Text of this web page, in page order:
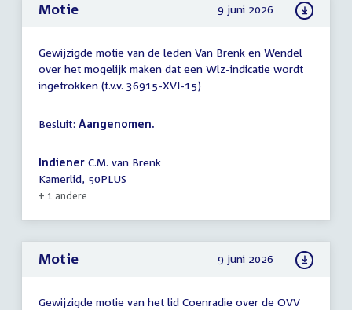
Motie 9 juni 2026
Gewijzigde motie van de leden Van Brenk en Wendel
over het mogelijk maken dat een Wlz-indicatie wordt
ingetrokken (t.v.v. 36915-XVI-15)
Besluit: Aangenomen.
Indiener C.M. van Brenk
Kamerlid, 50PLUS
+ 1 andere
Motie 9 juni 2026
Gewijzigde motie van het lid Coenradie over de OVV